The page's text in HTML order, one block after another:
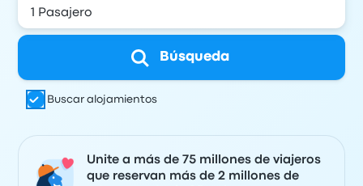
Búsqueda
Buscar alojamientos
Unite a más de 75 millones de viajeros
que reservan más de 2 millones de